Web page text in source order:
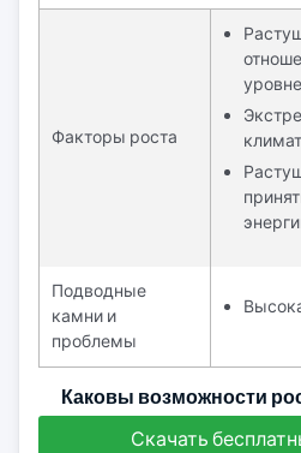
Факторы роста
Подводные
камни и
проблемы
Каковы возможности
Скачать